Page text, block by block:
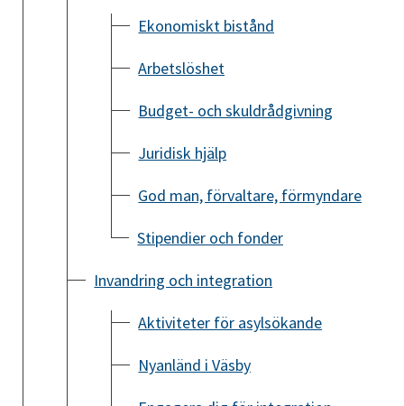
Ekonomiskt bistånd
Arbetslöshet
Budget- och skuldrådgivning
Juridisk hjälp
God man, förvaltare, förmyndare
Stipendier och fonder
Invandring och integration
Aktiviteter för asylsökande
Nyanländ i Väsby